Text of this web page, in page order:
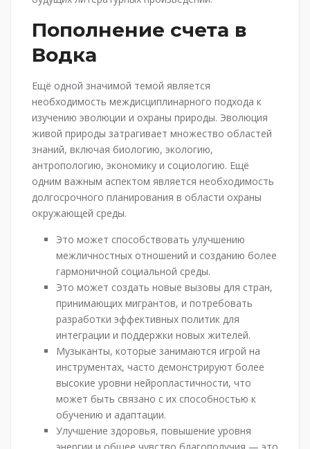
Пополнение счета в
Водка
Ещё одной значимой темой является
необходимость междисциплинарного подхода к
изучению эволюции и охраны природы. Эволюция
живой природы затрагивает множество областей
знаний, включая биологию, экологию,
антропологию, экономику и социологию. Ещё
одним важным аспектом является необходимость
долгосрочного планирования в области охраны
окружающей среды.
Это может способствовать улучшению
межличностных отношений и созданию более
гармоничной социальной среды.
Это может создать новые вызовы для стран,
принимающих мигрантов, и потребовать
разработки эффективных политик для
интеграции и поддержки новых жителей.
Музыканты, которые занимаются игрой на
инструментах, часто демонстрируют более
высокие уровни нейропластичности, что
может быть связано с их способностью к
обучению и адаптации.
Улучшение здоровья, повышение уровня